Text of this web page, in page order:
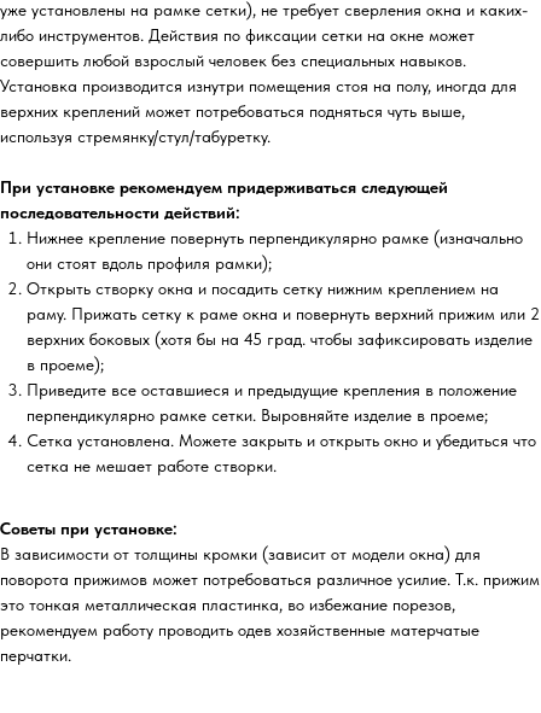
уже установлены на рамке сетки), не требует сверления окна и каких-
либо инструментов. Действия по фиксации сетки на окне может
совершить любой взрослый человек без специальных навыков.
Установка производится изнутри помещения стоя на полу, иногда для
верхних креплений может потребоваться подняться чуть выше,
используя стремянку/стул/табуретку.
При установке рекомендуем придерживаться следующей
последовательности действий:
Нижнее крепление повернуть перпендикулярно рамке (изначально
они стоят вдоль профиля рамки);
Открыть створку окна и посадить сетку нижним креплением на
раму. Прижать сетку к раме окна и повернуть верхний прижим или 2
верхних боковых (хотя бы на 45 град. чтобы зафиксировать изделие
в проеме);
Приведите все оставшиеся и предыдущие крепления в положение
перпендикулярно рамке сетки. Выровняйте изделие в проеме;
Сетка установлена. Можете закрыть и открыть окно и убедиться что
сетка не мешает работе створки.
Советы при установке:
В зависимости от толщины кромки (зависит от модели окна) для
поворота прижимов может потребоваться различное усилие. Т.к. прижим
это тонкая металлическая пластинка, во избежание порезов,
рекомендуем работу проводить одев хозяйственные матерчатые
перчатки.